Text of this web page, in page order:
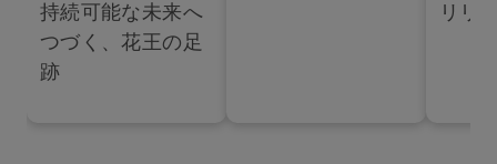
持続可能な未来へ
つづく、花王の足
跡
リリ